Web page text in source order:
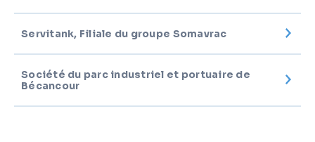
Servitank, Filiale du groupe Somavrac
Société du parc industriel et portuaire de
Bécancour